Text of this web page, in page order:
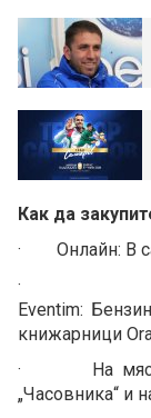
Как да
· Онлайн: В
· В
Eventim:
книжарници
· На място в
„Часовника“ и